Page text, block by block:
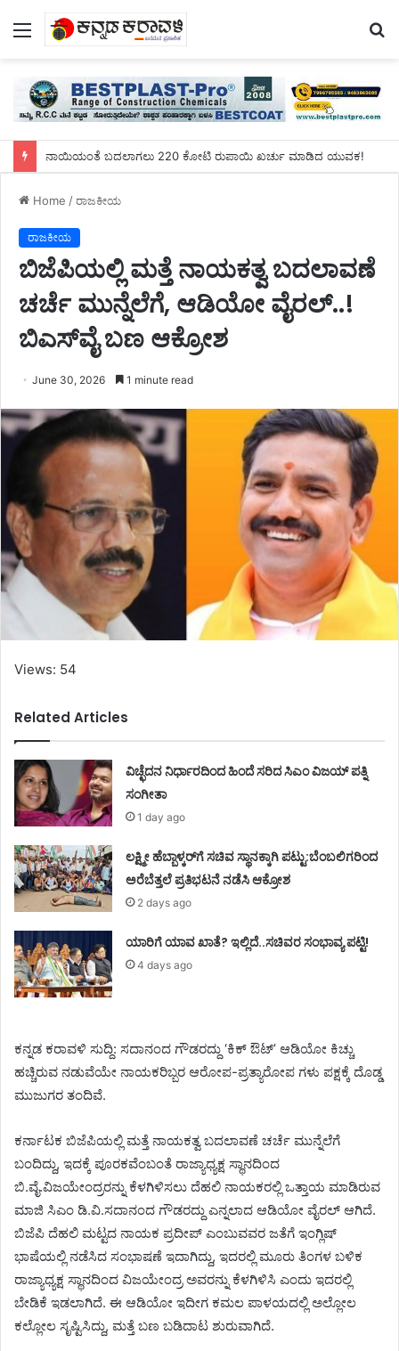
Menu
ನಾಯಿಯಂತೆ ಬದಲಾಗಲು 220 ಕೋಟಿ ರುಪಾಯಿ ಖರ್ಚು ಮಾಡಿದ ಯುವಕ!
Home /ರಾಜಕೀಯ
ರಾಜಕೀಯ
ಬಿಜೆಪಿಯಲ್ಲಿ ಮತ್ತೆ ನಾಯಕತ್ವ ಬದಲಾವಣೆ
ಚರ್ಚೆ ಮುನ್ನೆಲೆಗೆ, ಆಡಿಯೋ ವೈರಲ್..!
ಬಿಎಸ್‌ವೈ ಬಣ ಆಕ್ರೋಶ
June 30, 2026 1 minute read
Views: 54
Related Articles
ವಿಚ್ಛೆದನ ನಿರ್ಧಾರದಿಂದ ಹಿಂದೆ ಸರಿದ ಸಿಎಂ ವಿಜಯ್ ಪತ್ನಿ
ಸಂಗೀತಾ
1 day ago
ಲಕ್ಷ್ಮೀ ಹೆಬ್ಬಾಳ್ಕರ್‌ಗೆ ಸಚಿವ ಸ್ಥಾನಕ್ಕಾಗಿ ಪಟ್ಟು:ಬೆಂಬಲಿಗರಿಂದ
ಅರೆಬೆತ್ತಲೆ ಪ್ರತಿಭಟನೆ ನಡೆಸಿ ಆಕ್ರೋಶ
2 days ago
ಯಾರಿಗೆ ಯಾವ ಖಾತೆ? ಇಲ್ಲಿದೆ..ಸಚಿವರ ಸಂಭಾವ್ಯ ಪಟ್ಟಿ!
4 days ago
ಕನ್ನಡ ಕರಾವಳಿ ಸುದ್ದಿ: ಸದಾನಂದ ಗೌಡರದ್ದು ‘ಕಿಕ್ ಔಟ್’ ಆಡಿಯೋ ಕಿಚ್ಚು
ಹಚ್ಚಿರುವ ನಡುವೆಯೇ ನಾಯಕರಿಬ್ಬರ ಆರೋಪ-ಪ್ರತ್ಯಾರೋಪ ಗಳು ಪಕ್ಷಕ್ಕೆ ದೊಡ್ಡ
ಮುಜುಗರ ತಂದಿವೆ.
ಕರ್ನಾಟಕ ಬಿಜೆಪಿಯಲ್ಲಿ ಮತ್ತೆ ನಾಯಕತ್ವ ಬದಲಾವಣೆ ಚರ್ಚೆ ಮುನ್ನೆಲೆಗೆ
ಬಂದಿದ್ದು, ಇದಕ್ಕೆ ಪೂರಕವೆಂಬಂತೆ ರಾಜ್ಯಾಧ್ಯಕ್ಷ ಸ್ಥಾನದಿಂದ
ಬಿ.ವೈ.ವಿಜಯೇಂದ್ರರನ್ನು ಕೆಳಗಿಳಿಸಲು ದೆಹಲಿ ನಾಯಕರಲ್ಲಿ ಒತ್ತಾಯ ಮಾಡಿರುವ
ಮಾಜಿ ಸಿಎಂ ಡಿ.ವಿ.ಸದಾನಂದ ಗೌಡರದ್ದು ಎನ್ನಲಾದ ಆಡಿಯೋ ವೈರಲ್ ಆಗಿದೆ.
ಬಿಜೆಪಿ ದೆಹಲಿ ಮಟ್ಟದ ನಾಯಕ ಪ್ರದೀಪ್‌ ಎಂಬುವವರ ಜತೆಗೆ ಇಂಗ್ಲಿಷ್
ಭಾಷೆಯಲ್ಲಿ ನಡೆಸಿದ ಸಂಭಾಷಣೆ ಇದಾಗಿದ್ದು, ಇದರಲ್ಲಿ ಮೂರು ತಿಂಗಳ ಬಳಿಕ
ರಾಜ್ಯಾಧ್ಯಕ್ಷ ಸ್ಥಾನದಿಂದ ವಿಜಯೇಂದ್ರ ಅವರನ್ನು ಕೆಳಗಿಳಿಸಿ ಎಂದು ಇದರಲ್ಲಿ
ಬೇಡಿಕೆ ಇಡಲಾಗಿದೆ. ಈ ಆಡಿಯೋ ಇದೀಗ ಕಮಲ ಪಾಳಯದಲ್ಲಿ ಅಲ್ಲೋಲ
ಕಲ್ಲೋಲ ಸೃಷ್ಟಿಸಿದ್ದು, ಮತ್ತೆ ಬಣ ಬಡಿದಾಟ ಶುರುವಾಗಿದೆ.